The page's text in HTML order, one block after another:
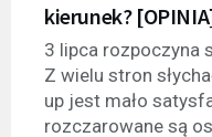
kierunek?
3 lipca rozpoczyna
Z wielu stron
up jest mało
rozczarowane są